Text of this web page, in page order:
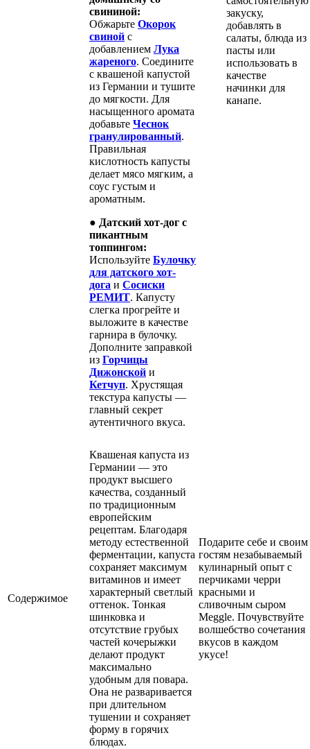
свининой:
Обжарьте Окорок
свиной с
добавлением Лука
жареного. Соедините
с квашеной капустой
из Германии и тушите
до мягкости. Для
насыщенного аромата
добавьте Чеснок
гранулированный.
Правильная
кислотность капусты
делает мясо мягким, а
соус густым и
ароматным.
● Датский хот-дог с
пикантным
топпингом:
Используйте Булочку
для датского хот-
дога и Сосиски
РЕМИТ. Капусту
слегка прогрейте и
выложите в качестве
гарнира в булочку.
Дополните заправкой
из Горчицы
Дижонской и
Кетчуп. Хрустящая
текстура капусты —
главный секрет
аутентичного вкуса.
закуску,
добавлять в
салаты, блюда из
пасты или
использовать в
качестве
начинки для
канапе.
Содержимое
Квашеная капуста из
Германии — это
продукт высшего
качества, созданный
по традиционным
европейским
рецептам. Благодаря
методу естественной
ферментации, капуста
сохраняет максимум
витаминов и имеет
характерный светлый
оттенок. Тонкая
шинковка и
отсутствие грубых
частей кочерыжки
делают продукт
максимально
удобным для повара.
Она не разваривается
при длительном
тушении и сохраняет
форму в горячих
блюдах.
Подарите себе и своим
гостям незабываемый
кулинарный опыт с
перчиками черри
красными и
сливочным сыром
Meggle. Почувствуйте
волшебство сочетания
вкусов в каждом
укусе!